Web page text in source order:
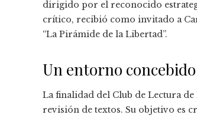
dirigido por el reconocido
crítico, recibió como invitado a
“La Pirámide de la Libertad”.
Un entorno
La finalidad del Club de Lectura
revisión de textos. Su objetivo es